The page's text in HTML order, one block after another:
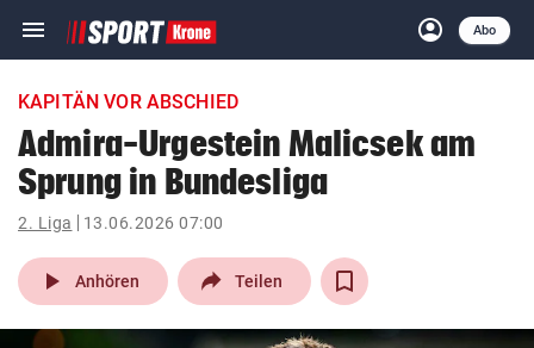
menu Navigation
ein-/ausklappen
account_circle
Anmelden
Abo
close Schließen
account_circle Anmelden
pin_drop
Wien arrow_right
bookmark
KAPITÄN VOR ABSCHIED
Admira-Urgestein Malicsek am
Sprung in Bundesliga
2. Liga 13.06.2026 07:00
play_arrow Anhören Teilen